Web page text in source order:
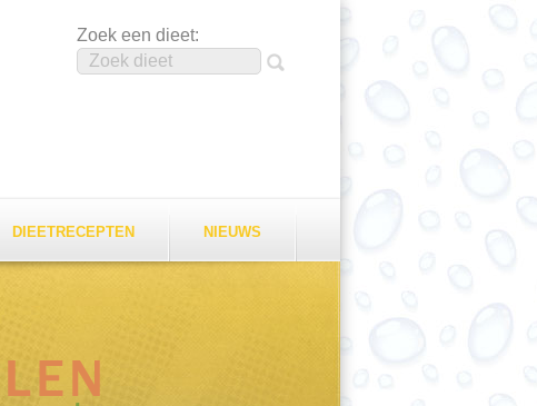
Zoek een dieet:
DIEETRECEPTEN NIEUWS